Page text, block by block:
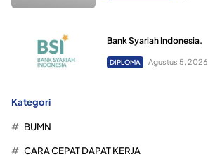
Bank Syariah Indonesia.
DIPLOMA Agustus 5, 2026
Kategori
BUMN
CARA CEPAT DAPAT KERJA